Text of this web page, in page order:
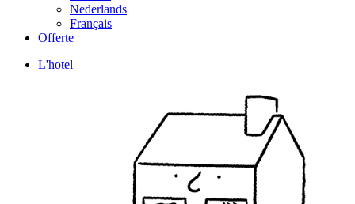
Nederlands
Français
Offerte
L'hotel